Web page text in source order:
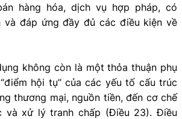
hàng hóa, dịch vụ hợp pháp, có
và đáp ứng đầy đủ các điều kiện về
không còn là một thỏa thuận phụ
hội tụ” của các yếu tố cấu trúc
thương mại, nguồn tiền, đến cơ chế
và xử lý tranh chấp (Điều 23). Điều